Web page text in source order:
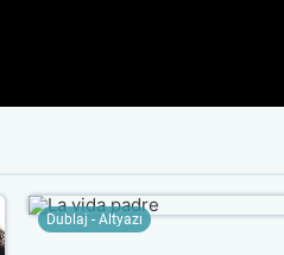
Dublaj - Altyazı